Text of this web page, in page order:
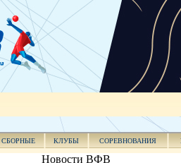
СБОРНЫЕ КЛУБЫ СОРЕВНОВАНИЯ
Новости ВФВ